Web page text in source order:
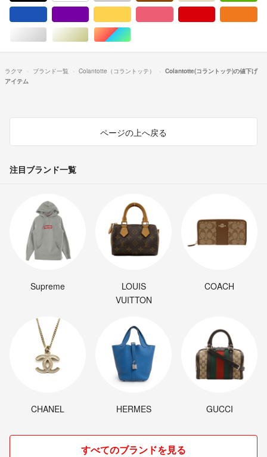
シルバー/銀色系ゴールド/金色系マルチカラー
ラクマ ブランド一覧 Colantotte（コラントッテ）
Colantotte(コラントッテ)の値下げ
アイテム
ページの上へ戻る
注目ブランド一覧
Supreme
LOUIS
VUITTON
COACH
CHANEL HERMES GUCCI
すべてのブランドを見る